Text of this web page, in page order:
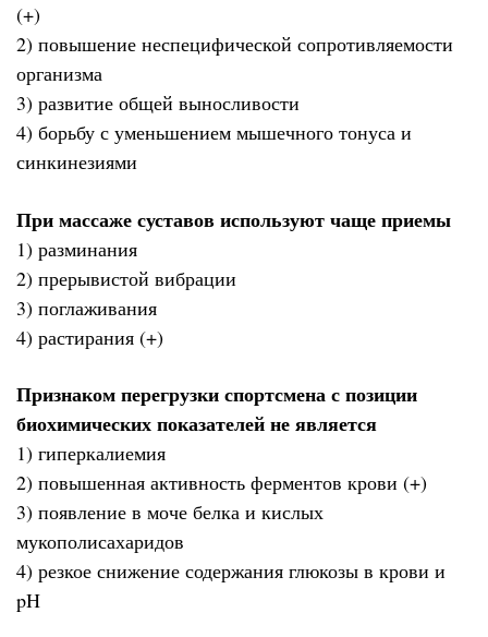
(+)
2) повышение неспецифической сопротивляемости
организма
3) развитие общей выносливости
4) борьбу с уменьшением мышечного тонуса и
синкинезиями
При массаже суставов используют чаще приемы
1) разминания
2) прерывистой вибрации
3) поглаживания
4) растирания (+)
Признаком перегрузки спортсмена с позиции
биохимических показателей не является
1) гиперкалиемия
2) повышенная активность ферментов крови (+)
3) появление в моче белка и кислых
мукополисахаридов
4) резкое снижение содержания глюкозы в крови и
pH